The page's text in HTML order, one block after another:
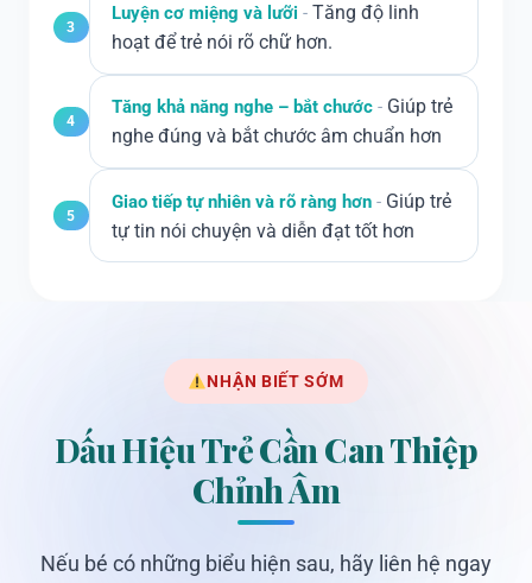
3
Luyện cơ miệng và lưỡi
Tăng độ linh
hoạt để trẻ nói rõ chữ hơn.
4
Tăng khả năng nghe – bắt chước
Giúp trẻ
nghe đúng và bắt chước âm chuẩn hơn
5
Giao tiếp tự nhiên và rõ ràng hơn
Giúp trẻ
tự tin nói chuyện và diễn đạt tốt hơn
NHẬN BIẾT SỚM
Dấu Hiệu Trẻ Cần Can Thiệp
Chỉnh Âm
Nếu bé có những biểu hiện sau, hãy liên hệ ngay